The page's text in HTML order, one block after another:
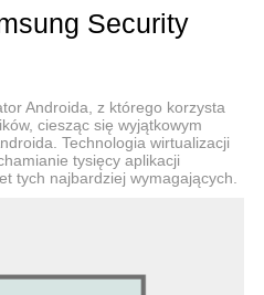
Security
Androida, z którego korzysta
ciesząc się wyjątkowym
Technologia wirtualizacji
tysięcy aplikacji
tych najbardziej wymagających.